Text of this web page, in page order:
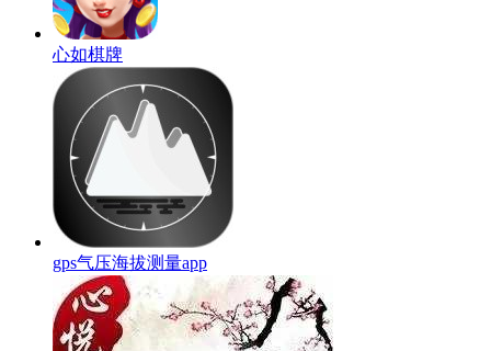
心如棋牌
gps气压海拔测量app